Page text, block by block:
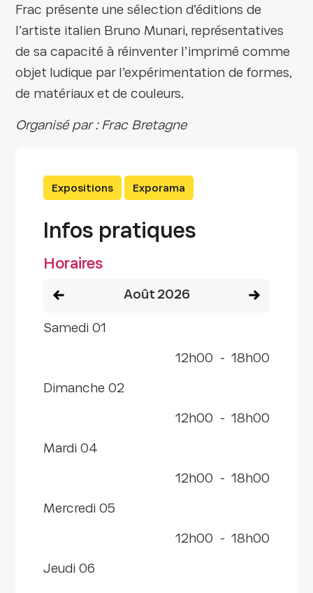
Frac présente une sélection d’éditions de
l’artiste italien Bruno Munari, représentatives
de sa capacité à réinventer l’imprimé comme
objet ludique par l’expérimentation de formes,
de matériaux et de couleurs.
Organisé par : Frac Bretagne
Expositions Exporama
Infos pratiques
Horaires
Voir le mois précédentaoût 2026
samedi 01
12h00 - 18h00
dimanche 02
12h00 - 18h00
mardi 04
12h00 - 18h00
mercredi 05
12h00 - 18h00
jeudi 06